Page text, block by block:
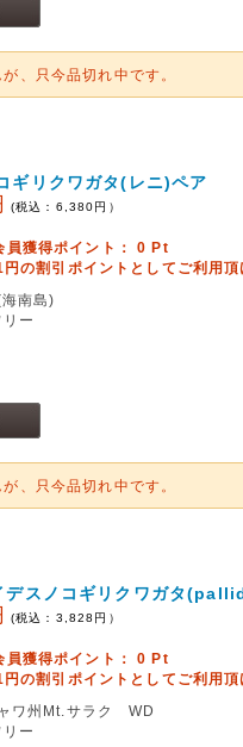
が、只今品切れ中です。
ギリクワガタ(レニ)ペア
(税込： 6,380円）
員獲得ポイント：0 Pt
の割引ポイントとしてご利用頂
南島)
ー
が、只今品切れ中です。
デスノコギリクワガタ
(税込： 3,828 円）
員獲得ポイント：0 Pt
の割引ポイントとしてご利用頂
ワ州Mt.サラク WD
ー